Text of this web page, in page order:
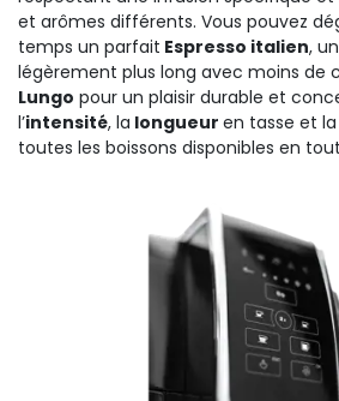
et arômes différents. Vous pouvez
temps un parfait Espresso italien, un
légèrement plus long avec moins de
Lungo pour un plaisir durable et
l’intensité, la longueur en tasse et la
toutes les boissons disponibles en